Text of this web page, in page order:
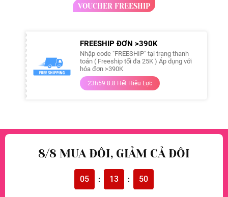
VOUCHER FREESHIP
FREESHIP ĐƠN >390K
Nhập code "FREESHIP" tại trang thanh
toán ( Freeship tối đa 25K ) Áp dụng với
hóa đơn >390K
23h59 8.8 Hết Hiêu Lực
8/8 MUA ĐÔI, GIẢM CẢ ĐÔI
05 : 13 : 49